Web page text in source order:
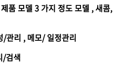
품 모델 3 가지 정도 모델 , 새콤,
/관리 , 메모/ 일정관리
/검색